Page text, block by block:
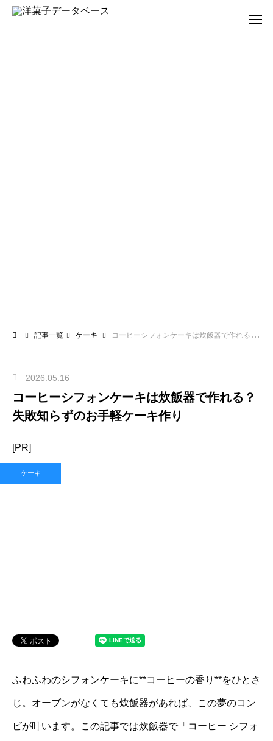
記事一覧 ケーキ コーヒーシフォンケーキは炊飯器で作れる？失敗知らずのお手軽ケーキ作り
2026.05.16
コーヒーシフォンケーキは炊飯器で作れる？
失敗知らずのお手軽ケーキ作り
[PR]
ケーキ
ふわふわのシフォンケーキに**コーヒーの香り**をひとさ
じ。オーブンがなくても炊飯器があれば、この夢のコン
ビが叶います。この記事では炊飯器で「コーヒー シフォ